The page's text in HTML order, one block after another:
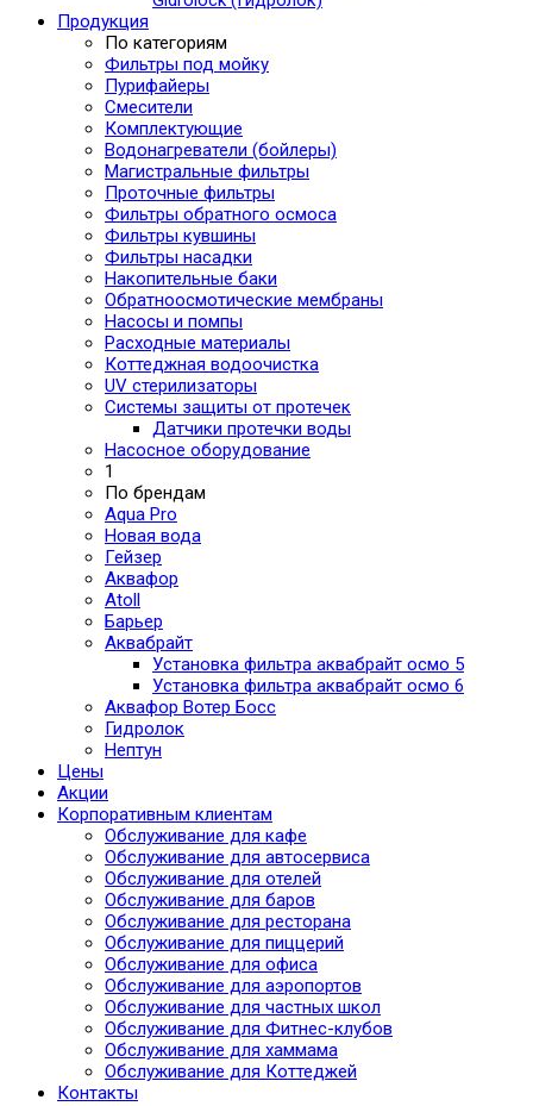
Продукция
По категориям
Фильтры под мойку
Пурифайеры
Смесители
Комплектующие
Водонагреватели (бойлеры)
Магистральные фильтры
Проточные фильтры
Фильтры обратного осмоса
Фильтры кувшины
Фильтры насадки
Накопительные баки
Обратноосмотические мембраны
Насосы и помпы
Расходные материалы
Коттеджная водоочистка
UV стерилизаторы
Системы защиты от протечек
Датчики протечки воды
Насосное оборудование
1
По брендам
Aqua Pro
Новая вода
Гейзер
Аквафор
Atoll
Барьер
Аквабрайт
Установка фильтра аквабрайт осмо 5
Установка фильтра аквабрайт осмо 6
Аквафор Вотер Босс
Гидролок
Нептун
Цены
Акции
Корпоративным клиентам
Обслуживание для кафе
Обслуживание для автосервиса
Обслуживание для отелей
Обслуживание для баров
Обслуживание для ресторана
Обслуживание для пиццерий
Обслуживание для офиса
Обслуживание для аэропортов
Обслуживание для частных школ
Обслуживание для Фитнес-клубов
Обслуживание для хаммама
Обслуживание для Коттеджей
Контакты